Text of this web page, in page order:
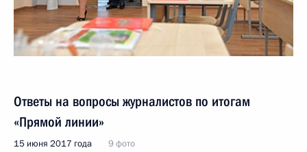
Ответы на вопросы журналистов по итогам
«Прямой линии»
15 июня 2017 года 9 фото